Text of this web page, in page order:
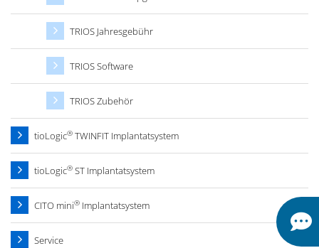
TRIOS Jahresgebühr
TRIOS Software
TRIOS Zubehör
tioLogic® TWINFIT Implantatsystem
tioLogic® ST Implantatsystem
CITO mini® Implantatsystem
Service